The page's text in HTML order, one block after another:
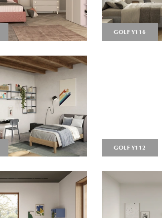
GOLF Y116
GOLF Y112